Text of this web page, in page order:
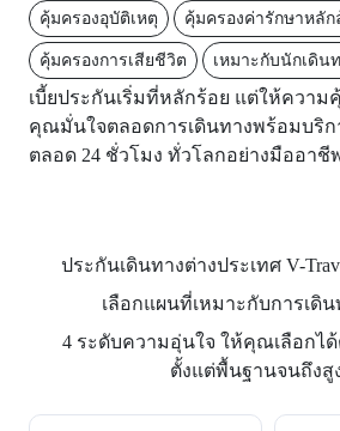
คุ้มครองอุบัติเหตุ คุ้มครองค่ารักษาหลั
คุ้มครองการเสียชีวิต เหมาะกับนักเดิน
เบี้ยประกันเริ่มที่หลักร้อย แต่ให้ควา
คุณมั่นใจตลอดการเดินทางพร้อมบริก
ตลอด 24 ชั่วโมง ทั่วโลกอย่างมืออาชี
ประกันเดินทางต่างประเทศ V-
เลือกแผนที่เหมาะกับการเดิ
4 ระดับความอุ่นใจ ให้คุณเลือกไ
ตั้งแต่พื้นฐานจนถึงสู